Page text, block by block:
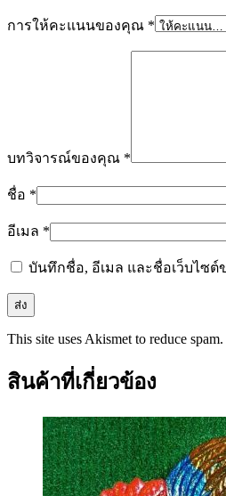
การให้คะแนนของคุณ *
บทวิจารณ์ของคุณ *
ชื่อ *
อีเมล *
บันทึกชื่อ, อีเมล และชื่อเว็บไซต์
This site uses Akismet to reduce spam.
สินค้าที่เกี่ยวข้อง